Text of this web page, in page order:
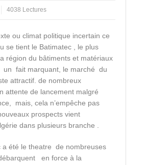
4038 Lectures
ou climat politique incertain ce
se tient le Batimatec , le plus
région du bâtiments et matériaux
un fait marquant, le marché du
attractif. de nombreux
attente de lancement malgré
mais, cela n’empêche pas
prospects vient
dans plusieurs branche .
a été le theatre de nombreuses
en force à la